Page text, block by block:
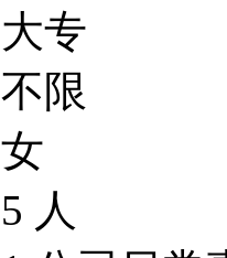
大专
不限
女
5 人